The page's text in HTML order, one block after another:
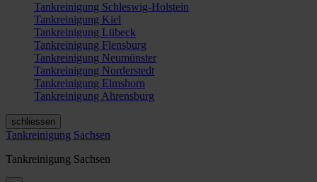
Tankreinigung Schleswig-Holstein
Tankreinigung Kiel
Tankreinigung Lübeck
Tankreinigung Flensburg
Tankreinigung Neumünster
Tankreinigung Norderstedt
Tankreinigung Elmshorn
Tankreinigung Ahrensburg
schliessen
Tankreinigung Sachsen
Tankreinigung Sachsen